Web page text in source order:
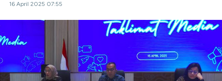
16 April 2025 07:55